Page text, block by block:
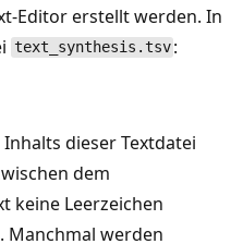
Editor erstellt werden. In
text_synthesis.tsv :
dieser Textdatei
dem
keine Leerzeichen
. Manchmal werden